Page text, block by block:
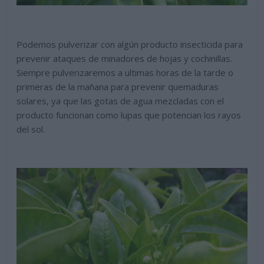
Podemos pulverizar con algún producto insecticida para
prevenir ataques de minadores de hojas y cochinillas.
Siempre pulverizaremos a ultimas horas de la tarde o
primeras de la mañana para prevenir quemaduras
solares, ya que las gotas de agua mezcladas con el
producto funcionan como lupas que potencian los rayos
del sol.